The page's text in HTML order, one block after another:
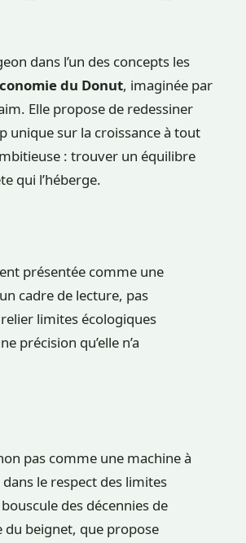
dans l’un des concepts les
du Donut, imaginée par
Elle propose de redessiner
unique sur la croissance à tout
: trouver un équilibre
qui l’héberge.
présentée comme une
cadre de lecture, pas
limites écologiques
précision qu’elle n’a
pas comme une machine à
le respect des limites
des décennies de
du beignet, que propose